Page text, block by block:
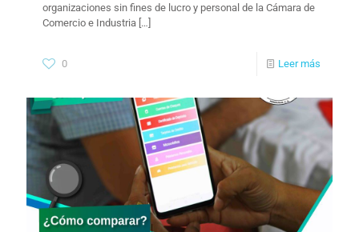
organizaciones sin fines de lucro y personal de la Cámara de
Comercio e Industria […]
0 Leer más